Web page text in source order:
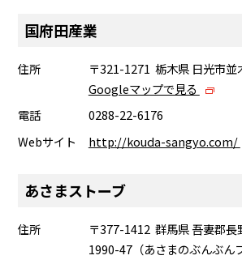
国府田産業
住所
〒321-1271 栃木県 日光市並
Googleマップで見る
電話
0288-22-6176
Webサイト
http://kouda-sangyo.com/
あさまストーブ
住所
〒377-1412 群馬県 吾妻郡長
1990-47（あさまのぶんぶん